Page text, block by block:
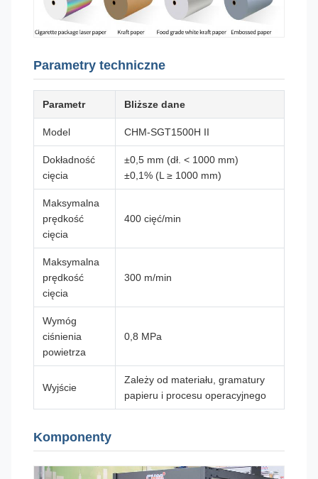
Parametry techniczne
Parametr Bliższe dane
Model CHM-SGT1500H II
Dokładność
cięcia
±0,5 mm (dł. < 1000 mm)
±0,1% (L ≥ 1000 mm)
Maksymalna
prędkość
cięcia
400 cięć/min
Maksymalna
prędkość
cięcia
300 m/min
Wymóg
ciśnienia
powietrza
0,8 MPa
Wyjście
Zależy od materiału, gramatury
papieru i procesu operacyjnego
Komponenty